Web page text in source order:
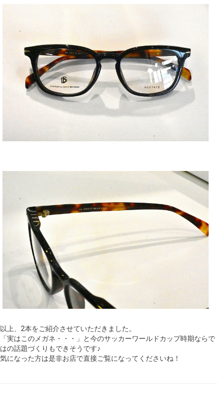
以上、2本をご紹介させていただきました。
「実はこのメガネ・・・」と今のサッカーワールドカップ時期ならで
はの話題づくりもできそうです♪
気になった方は是非お店で直接ご覧になってくださいね！